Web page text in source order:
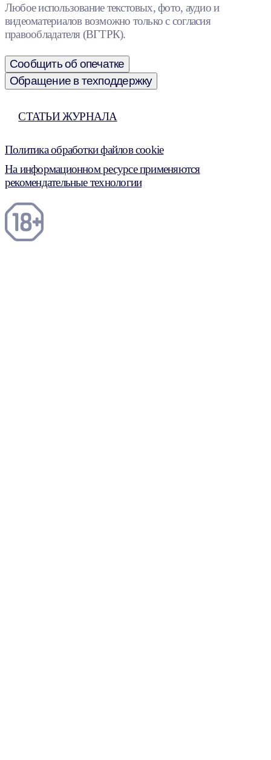
Любое использование текстовых, фото, аудио и
видеоматериалов возможно только с согласия
правообладателя (ВГТРК).
Сообщить об опечатке
Обращение в техподдержку
СТАТЬИ ЖУРНАЛА
Политика обработки файлов cookie
На информационном ресурсе применяются
рекомендательные технологии